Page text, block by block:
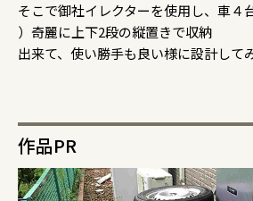
そこで御社イレクターを使用し、車４
）奇麗に上下2段の縦置きで収納
出来て、使い勝手も良い様に設計して
作品PR